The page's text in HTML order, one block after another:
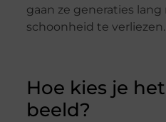
gaan ze generaties
schoonheid te verliezen.
Hoe kies je
beeld?